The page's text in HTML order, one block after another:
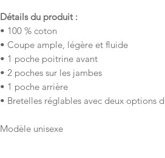
Détails du produit :
• 100 % coton
• Coupe ample, légère et fluide
• 1 poche poitrine avant
• 2 poches sur les jambes
• 1 poche arrière
• Bretelles réglables avec deux options
Modèle unisexe